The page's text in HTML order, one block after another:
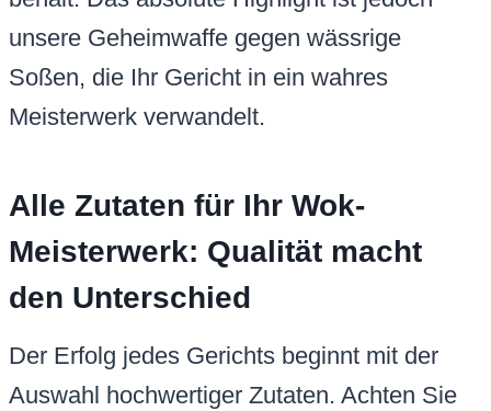
unsere Geheimwaffe gegen wässrige
Soßen, die Ihr Gericht in ein wahres
Meisterwerk verwandelt.
Alle Zutaten für Ihr Wok-
Meisterwerk: Qualität macht
den Unterschied
Der Erfolg jedes Gerichts beginnt mit der
Auswahl hochwertiger Zutaten. Achten Sie